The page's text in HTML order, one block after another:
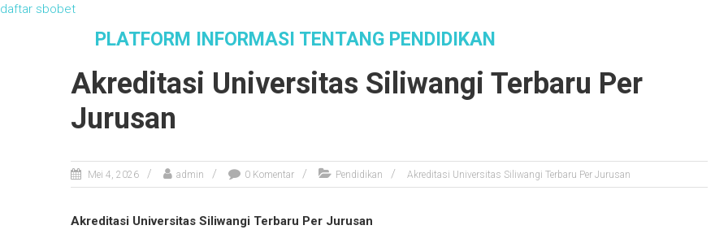
daftar sbobet
PLATFORM INFORMASI TENTANG PENDIDIKAN
Akreditasi Universitas Siliwangi Terbaru Per
Jurusan
Mei 4, 2026 admin 0 Komentar Pendidikan Akreditasi Universitas Siliwangi Terbaru Per Jurusan
Akreditasi Universitas Siliwangi Terbaru Per Jurusan